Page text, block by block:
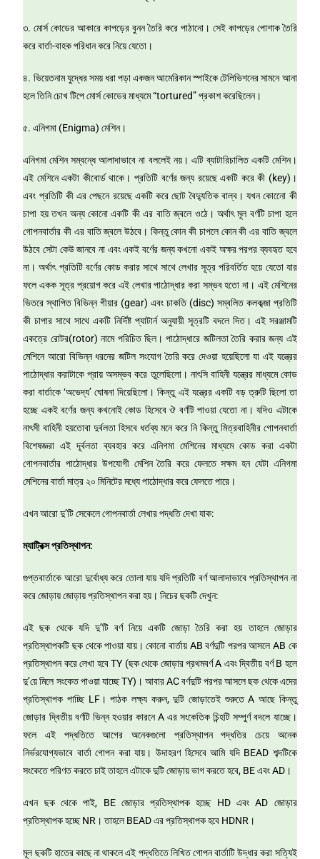
৩. মোর্স কোডের আকারে কাপড়ের বুনন তৈরি করে পাঠানো। সেই কাপড়ের পোশাক তৈরি
করে বার্তা-বাহক পরিধান করে নিয়ে যেতো।
৪. ভিয়েতনাম যুদ্ধের সময় ধরা পড়া একজন আমেরিকান স্পাইকে টেলিভিশনের সামনে আনা
হলে তিনি চোখ টিপে মোর্স কোডের মাধ্যমে “tortured” প্রকাশ করেছিলেন।
৫. এনিগমা (Enigma) মেশিন।
এনিগমা মেশিন সম্বন্ধে আলাদাভাবে না বললেই নয়। এটি ব্যাটারিচালিত একটি মেশিন।
এই মেশিনে একটা কীবোর্ড থাকে। প্রতিটি বর্ণের জন্য রয়েছে একটি করে কী (key)।
এবং প্রতিটি কী এর পেছনে রয়েছে একটি করে ছোট বৈদ্যুতিক বাল্ব। যখন কোনেো কী
চাপা হয় তখন অন্য কোনো একটি কী এর বাতি জ্বলে ওঠে। অর্থাৎ মূল বর্ণটি চাপা হলে
গোপনবার্তার কী এর বাতি জ্বলে উঠবে। কিন্তু কোন কী চাপলে কোন কী এর বাতি জ্বলে
উঠবে সেটা কেউ জানবে না এবং একই বর্ণের জন্য কখনো একই অক্ষর পরপর ব্যবহৃত হবে
না। অর্থাৎ প্রতিটি বর্ণের কোড করার সাথে সাথে লেখার সূত্র পরিবর্তিত হয়ে যেতো যার
ফলে একক সূত্র প্রয়োগ করে এই লেখার পাঠোদ্ধার করা সম্ভব হতো না। এই মেশিনের
ভিতরে স্থাপিত বিভিন্ন গীয়ার (gear) এবং চাকতি (disc) সম্বলিত কলকব্জা প্রতিটি
কী চাপার সাথে সাথে একটি নির্দিষ্ট প্যাটার্ন অনুযায়ী সূত্রটি বদলে দিত। এই সরঞ্জামটি
একত্রে রোটর(rotor) নামে পরিচিত ছিল। পাঠোদ্ধারে জটিলতা তৈরি করার জন্য এই
মেশিনে আরো বিভিন্ন ধরনের জটিল সংযোগ তৈরি করে দেওয়া হয়েছিলো যা এই যন্ত্রের
পাঠোদ্ধার করাটাকে প্রায় অসম্ভব করে তুলেছিলো। নাৎসি বাহিনী যন্ত্রের মাধ্যমে কোড
করা বার্তাকে ‘অভেদ্য’ ঘোষনা দিয়েছিলো। কিন্তু এই যন্ত্রের একটি বড় ত্রুটি ছিলো তা
হচ্ছে একই বর্ণের জন্য কখনোই কোড হিসেবে ঔ বর্ণটি পাওয়া যেতো না। যদিও এটাকে
নাৎসী বাহিনী হয়তোবা দুর্বলতা হিসবে ধর্তব্য মনে করে নি কিন্তু মিত্রবাহিনীর গোপনবার্তা
বিশেষজ্ঞরা এই দূর্বলতা ব্যবহার করে এনিগমা মেশিনের মাধ্যমে কোড করা একটা
গোপনবার্তার পাঠোদ্ধার উপযোগী মেশিন তৈরি করে ফেলতে সক্ষম হন যেটা এনিগমা
মেশিনের বার্তা মাত্র ২০ মিনিটের মধ্যে পাঠোদ্ধার করে ফেলতে পারে।
এখন আরো দু’টি সেকেলে গোপনবার্তা লেখার পদ্ধতি দেখা যাক:
ম্যাট্রিক্স প্রতিস্থাপন:
গুপ্তবার্তাকে আরো দুর্বোধ্য করে তোলা যায় যদি প্রতিটি বর্ণ আলাদাভাবে প্রতিস্থাপন না
করে জোড়ায় জোড়ায় প্রতিস্থাপন করা হয়। নিচের ছকটি দেখুন:
এই ছক থেকে যদি দু’টি বর্ণ নিয়ে একটি জোড়া তৈরি করা হয় তাহলে জোড়ার
প্রতিস্থাপকটি ছক থেকে পাওয়া যায়। কোনো বার্তায় AB বর্ণদুটি পরপর আসলে AB কে
প্রতিস্থাপন করে লেখা হবে TY (ছক থেকে জোড়ার প্রথমবর্ণ A এবং দ্বিতীয় বর্ণ B হলে
দু’য়ে মিলে সংকেত পাওয়া যাচ্ছে TY)। আবার AC বর্ণদুটি পরপর আসলে ছক থেকে এদের
প্রতিস্থাপক পাচ্ছি LF। পাঠক লক্ষ্য করুন, দুটি জোড়াতেই শুরুতে A আছে কিন্তু
জোড়ার দ্বিতীয় বর্ণটি ভিন্ন হওয়ার কারনে A এর সংকেতিক চিন্হটি সম্পুর্ণ বদলে যাচ্ছে।
ফলে এই পদ্ধতিতে আগের অনেকগুলো প্রতিস্থাপন পদ্ধতির চেয়ে অনেক
নির্ভরযোগ্যভাবে বার্তা গোপন করা যায়। উদাহরণ হিসেবে আমি যদি BEAD শব্দটিকে
সংকেতে পরিণত করতে চাই তাহলে এটাকে দুটি জোড়ায় ভাগ করতে হবে, BE এবং AD।
এখন ছক থেকে পাই, BE জোড়ার প্রতিস্থাপক হচ্ছে HD এবং AD জোড়ার
প্রতিস্থাপক হচ্ছে NR। তাহলে BEAD এর প্রতিস্থাপক হবে HDNR।
মূল ছকটি হাতের কাছে না থাকলে এই পদ্ধতিতে লিখিত গোপন বার্তাটি উদ্ধার করা সত্যিই